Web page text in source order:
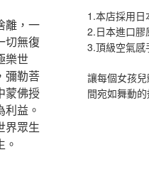
離，一
切無復
樂世
彌勒菩
蒙佛授
益。
界眾生
1.本店採用
2.日本進口膠
3.頂級空氣感
讓每個女孩
間宛如舞動